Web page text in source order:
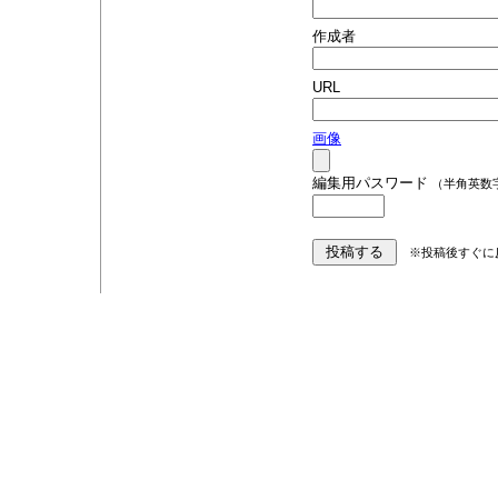
作成者
URL
画像
編集用パスワード （半角英数
※投稿後すぐに